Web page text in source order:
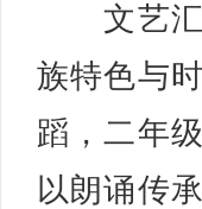
文艺汇
族特色与
蹈，二年
以朗诵传